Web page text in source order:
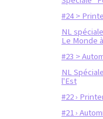
#24 >
NL
Le Monde
#23 >
NL
l'Est
#22 ›
#21 ›